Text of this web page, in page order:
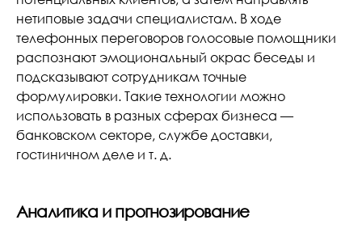
нетиповые задачи специалистам. В ходе
телефонных переговоров голосовые помощники
распознают эмоциональный окрас беседы и
подсказывают сотрудникам точные
формулировки. Такие технологии можно
использовать в разных сферах бизнеса —
банковском секторе, службе доставки,
гостиничном деле и т. д.
Аналитика и прогнозирование